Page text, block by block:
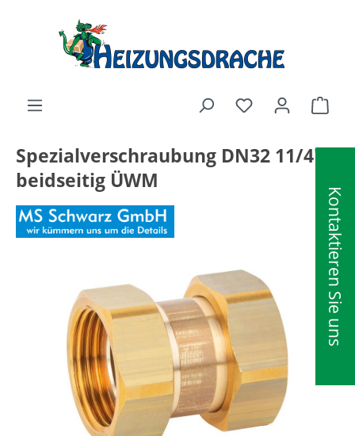
Kontaktieren Sie uns
Spezialverschraubung DN32 11/4"
beidseitig ÜWM